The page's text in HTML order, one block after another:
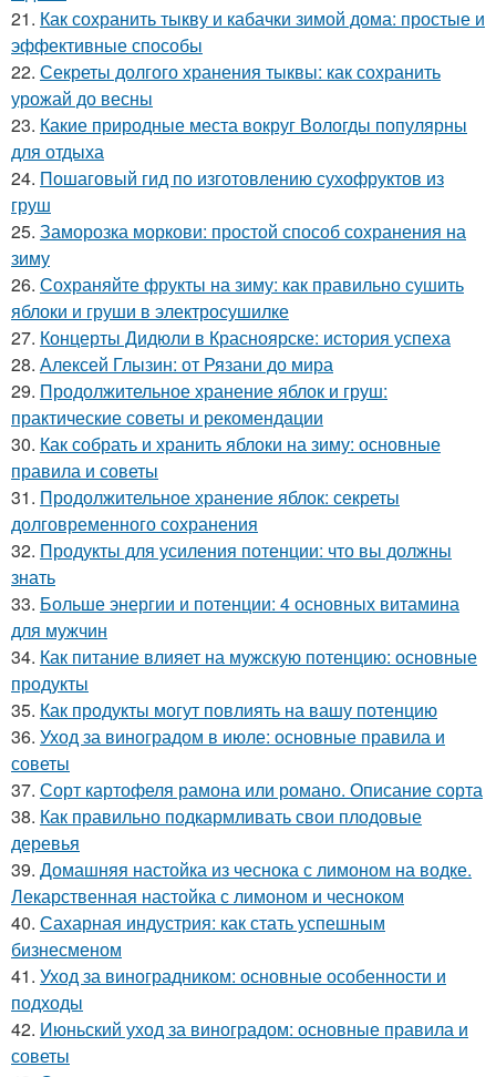
21. Как сохранить тыкву и кабачки зимой дома: простые и
эффективные способы
22. Секреты долгого хранения тыквы: как сохранить
урожай до весны
23. Какие природные места вокруг Вологды популярны
для отдыха
24. Пошаговый гид по изготовлению сухофруктов из
груш
25. Заморозка моркови: простой способ сохранения на
зиму
26. Сохраняйте фрукты на зиму: как правильно сушить
яблоки и груши в электросушилке
27. Концерты Дидюли в Красноярске: история успеха
28. Алексей Глызин: от Рязани до мира
29. Продолжительное хранение яблок и груш:
практические советы и рекомендации
30. Как собрать и хранить яблоки на зиму: основные
правила и советы
31. Продолжительное хранение яблок: секреты
долговременного сохранения
32. Продукты для усиления потенции: что вы должны
знать
33. Больше энергии и потенции: 4 основных витамина
для мужчин
34. Как питание влияет на мужскую потенцию: основные
продукты
35. Как продукты могут повлиять на вашу потенцию
36. Уход за виноградом в июле: основные правила и
советы
37. Сорт картофеля рамона или романо. Описание сорта
38. Как правильно подкармливать свои плодовые
деревья
39. Домашняя настойка из чеснока с лимоном на водке.
Лекарственная настойка с лимоном и чесноком
40. Сахарная индустрия: как стать успешным
бизнесменом
41. Уход за виноградником: основные особенности и
подходы
42. Июньский уход за виноградом: основные правила и
советы